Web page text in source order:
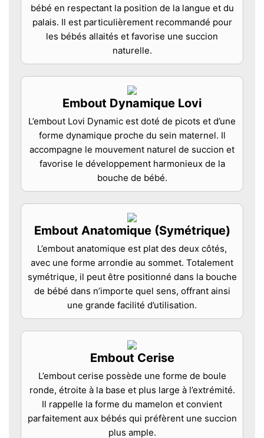
bébé en respectant la position de la langue et du
palais. Il est particulièrement recommandé pour
les bébés allaités et favorise une succion
naturelle.
Embout Dynamique Lovi
L’embout Lovi Dynamic est doté de picots et d’une
forme dynamique proche du sein maternel. Il
accompagne le mouvement naturel de succion et
favorise le développement harmonieux de la
bouche de bébé.
Embout Anatomique (Symétrique)
L’embout anatomique est plat des deux côtés,
avec une forme arrondie au sommet. Totalement
symétrique, il peut être positionné dans la bouche
de bébé dans n’importe quel sens, offrant ainsi
une grande facilité d’utilisation.
Embout Cerise
L’embout cerise possède une forme de boule
ronde, étroite à la base et plus large à l’extrémité.
Il rappelle la forme du mamelon et convient
parfaitement aux bébés qui préfèrent une succion
plus ample.